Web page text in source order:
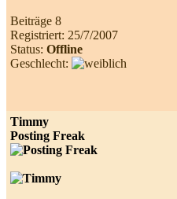
Beiträge 8
Registriert: 25/7/2007
Status: Offline
Geschlecht:
Timmy
Posting Freak